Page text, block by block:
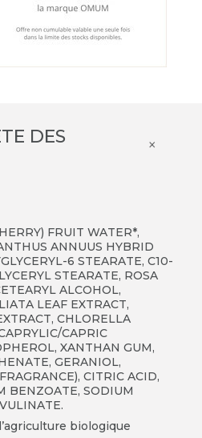
DES
×
FRUIT WATER*,
ANNUUS HYBRID
6 STEARATE, C10-
STEARATE, ROSA
ALCOHOL,
LEAF EXTRACT,
CHLORELLA
CAPRIC
XANTHAN GUM,
GERANIOL,
CITRIC ACID,
BENZOATE, SODIUM
biologique